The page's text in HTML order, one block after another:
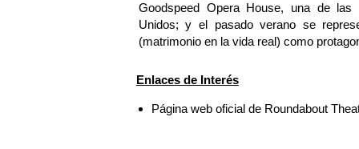
Goodspeed Opera House, una de las
Unidos; y el pasado verano se
(matrimonio en la vida real) como
Enlaces de Interés
Página web oficial de Roundabout